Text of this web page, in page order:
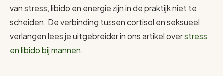
van stress, libido en energie zijn in de praktijk niet te
scheiden. De verbinding tussen cortisol en seksueel
verlangen lees je uitgebreider in ons artikel overstress
en libido bij mannen.